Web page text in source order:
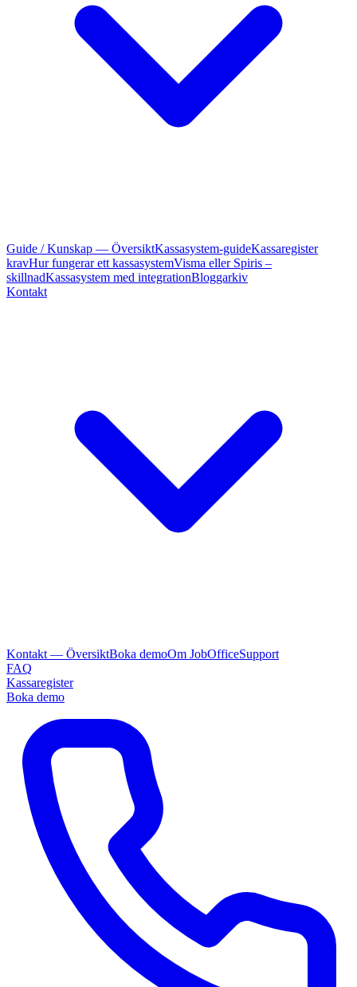
Guide / Kunskap — ÖversiktKassasystem-guideKassaregister
kravHur fungerar ett kassasystemVisma eller Spiris –
skillnadKassasystem med integrationBloggarkiv
Kontakt
Kontakt — ÖversiktBoka demoOm JobOfficeSupport
FAQ
Kassaregister
Boka demo